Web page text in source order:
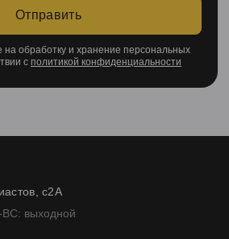
Отправить
на обработку и хранение персональных
с политикой конфиденциальности
с2А
выходной